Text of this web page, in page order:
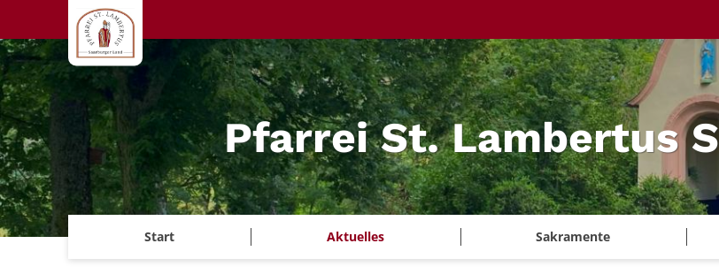
Zum Inhalt springen
Pfarrei St. Lambertus
Start Aktuelles Sakramente